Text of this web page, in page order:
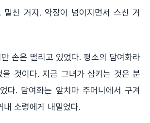
밀친 거지. 약장이 넘어지면서 스친 거
손은 떨리고 있었다. 평소의 담여화라
을 것이다. 지금 그녀가 삼키는 것은 분
다. 담여화는 앞치마 주머니에서 구겨
내 소령에게 내밀었다.